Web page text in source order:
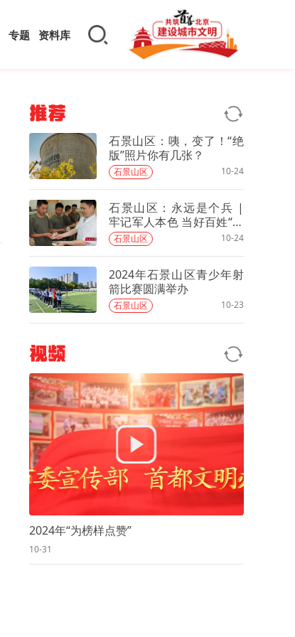
专题 资料库
推荐
石景山区：咦，变了！“绝
版”照片你有几张？
石景山区 10-24
石景山区：永远是个兵 |
牢记军人本色 当好百姓“健
康守门人”
石景山区 10-24
2024年石景山区青少年射
箭比赛圆满举办
石景山区 10-23
视频
2024年“为榜样点赞”
10-31